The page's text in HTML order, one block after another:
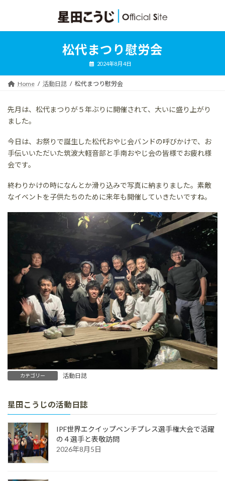
ン
ッ
ー
移
松代まつり慰労会
2024年8月4日
Home 活動日誌 松代まつり慰労会
先月は、松代まつりが５年ぶりに開催されて、大いに盛り上がり
ました。
今日は、お祭りで誕生した松代おやじ会バンドの呼びかけで、お
手伝いいただいた筑波大軽音部と手南おやじ会の皆様でお疲れ様
会です。
終わりかけの時になんとか滑り込みで写真に納まりました。素敵
なイベントを子供たちのために来年も開催していきたいですね。
カテゴリー 活動日誌
星田こうじの活動日誌
IPF世界エクイップベンチプレス選手権大会で活躍
の４選手と表敬訪問
2026年8月5日